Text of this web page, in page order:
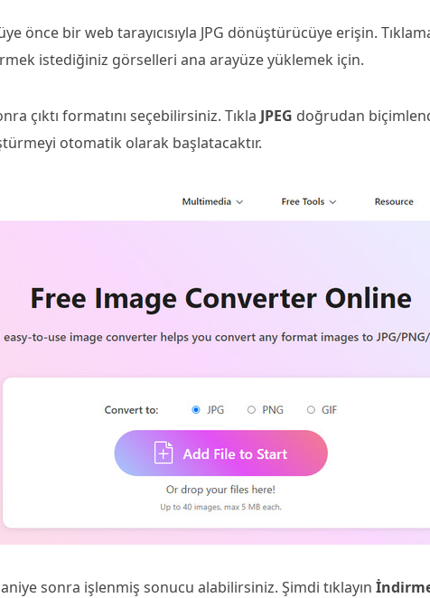
önce bir web tarayıcısıyla JPG dönüştürücüye erişin.
istediğiniz görselleri ana arayüze yüklemek için.
çıktı formatını seçebilirsiniz. Tıkla JPEG doğrudan
otomatik olarak başlatacaktır.
sonra işlenmiş sonucu alabilirsiniz. Şimdi tıklayın